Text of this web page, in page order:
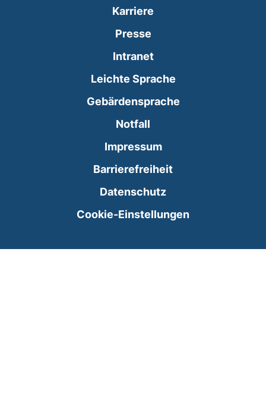
Karriere
Presse
Intranet(externer Link, öffnet
Leichte Sprache
Gebärdensprache
Notfall
Impressum
Barrierefreiheit
Datenschutz
Cookie-Einstellungen